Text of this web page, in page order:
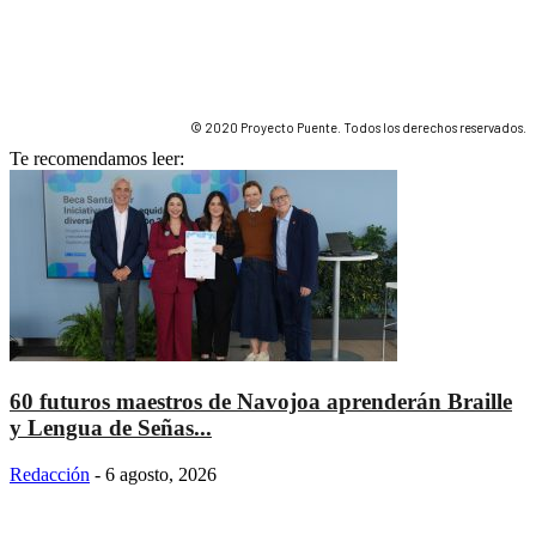
© 2020 Proyecto Puente. Todos los derechos reservados.
Te recomendamos leer:
60 futuros maestros de Navojoa aprenderán Braille
y Lengua de Señas...
Redacción - 6 agosto, 2026